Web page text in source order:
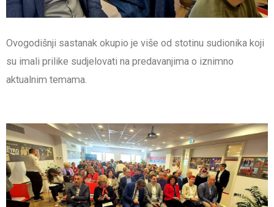
Ovogodišnji sastanak okupio je više od stotinu sudionika koji
su imali prilike sudjelovati na predavanjima o iznimno
aktualnim temama.